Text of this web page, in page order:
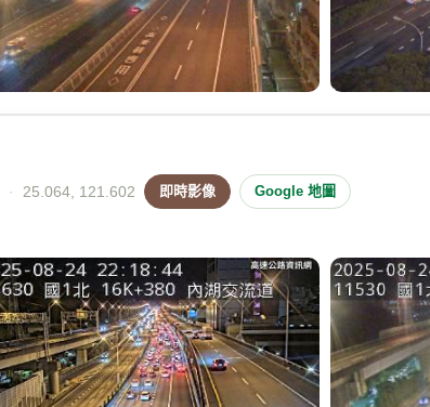
· 25.064, 121.602 即時影像 Google 地圖